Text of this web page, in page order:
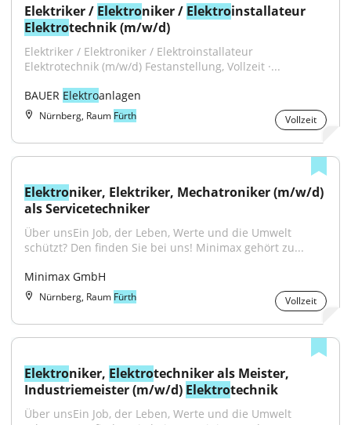
Elektriker / Elektroniker / Elektro
Elektrotechnik (m/w/d)
Elektriker / Elektroniker / Elektroinstallateur
Elektrotechnik (m/w/d) Festanstellung, Vollzeit ·...
BAUER Elektroanlagen
Nürnberg, Raum Fürth Vollzeit
Elektroniker, Elektriker, Mechatroniker (m/w/d)
als Servicetechniker
Über unsEin Job, der Leben, Werte und die Umwelt
schützt? Den finden Sie bei uns! Minimax gehört zu...
Minimax GmbH
Nürnberg, Raum Fürth Vollzeit
Elektroniker, Elektrotechniker als Meister,
Industriemeister (m/w/d) Elektrotechnik
Über unsEin Job, der Leben, Werte und die Umwelt